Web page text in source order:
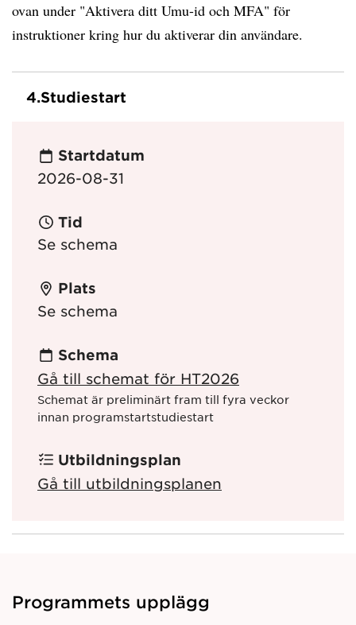
ovan under "Aktivera ditt Umu-id och MFA" för
instruktioner kring hur du aktiverar din användare.
4.Studiestart
Startdatum
2026-08-31
Tid
Se schema
Plats
Se schema
Schema
Gå till schemat för HT2026
Schemat är preliminärt fram till fyra veckor
innan programstartstudiestart
Utbildningsplan
Gå till utbildningsplanen
Programmets upplägg